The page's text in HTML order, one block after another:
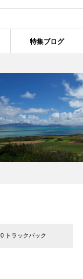
特集ブログ
0 トラックバック